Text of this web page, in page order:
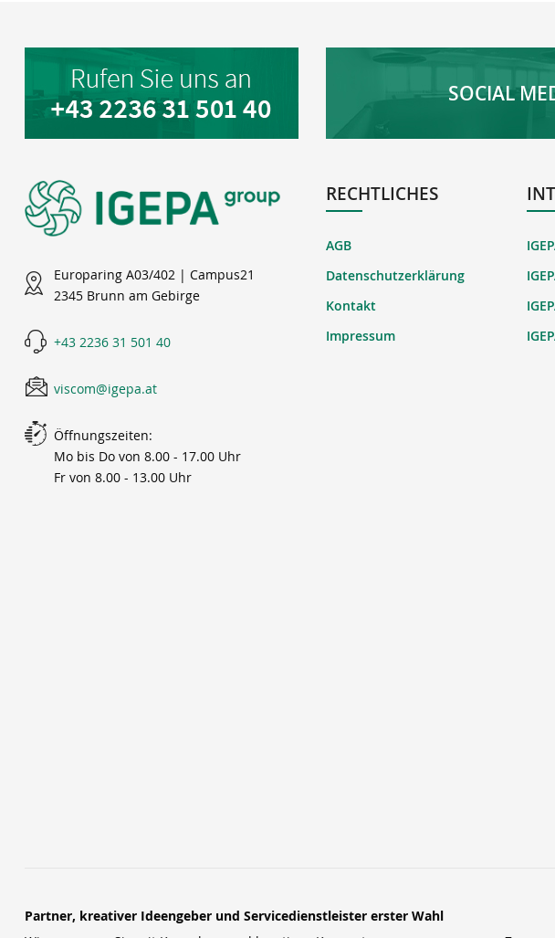
SOCIAL
Europaring A03/402 | Campus21
2345 Brunn am Gebirge
+43 2236 31 501 40
viscom@igepa.at
Öffnungszeiten:
Mo bis Do von 8.00 - 17.00 Uhr
Fr von 8.00 - 13.00 Uhr
RECHTLICHES
AGB
Datenschutzerklärung
Kontakt
Impressum
Partner, kreativer Ideengeber und Servicedienstleister erster Wahl